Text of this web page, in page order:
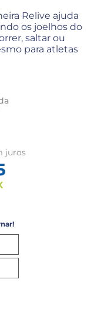
Relive ajuda
os joelhos do
saltar ou
para atletas
juros